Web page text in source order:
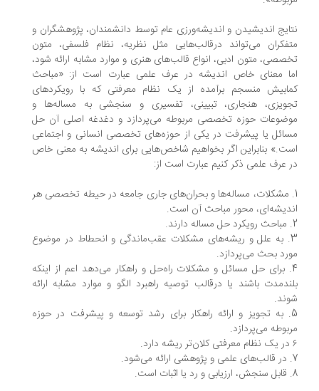
اندیشیدن و اندیشه‌ورزی عام توسط دانشمندان، پژوهشگران و
می‌تواند در‌قالب‌‌هایی مثل نظریه، نظام فلسفی، متون
متون ادبی، انواع قالب‌های هنری و موارد مشابه ارائه شود،
معنای خاص اندیشه در عرف علمی عبارت است از: «مباحث
منسجم برآمده از یک نظام معرفتی که با رویکردهای
هنجاری، تبیینی، تفسیری و سنجشی به مساله‌ها و
حوزه تخصصی مربوطه می‌پردازد و دغدغه اصلی آن حل
یا پیشرفت در یکی از حوزه‌های تخصصی انسانی و اجتماعی
بنابراین اگر بخواهیم شاخص‌هایی برای اندیشه به معنی خاص
عرف علمی ذکر کنیم عبارت است از:
مشکلات، مساله‌ها و بحران‌های جاری جامعه در حیطه تخصصی هر
محور مباحث آن است.
3. به علل و ریشه‌های مشکلات عقب‌ماندگی و انحطاط در موضوع
بحث می‌پردازد.
4. برای حل مسائل و مشکلات راه‌حل و راهکار می‌دهد اعم از اینکه
باشند یا در‌قالب توصیه راهبرد الگو و موارد مشابه ارائه
5. به تجویز و ارائه راهکار برای رشد توسعه و پیشرفت در حوزه
می‌پردازد.